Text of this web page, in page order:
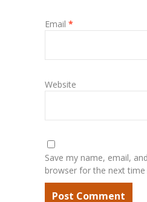
Email *
Website
Save my name, email,
browser for the next